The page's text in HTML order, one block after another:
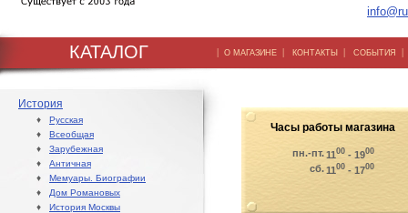
КАТАЛОГ | О МАГАЗИНЕ | КОНТАКТЫ | СОБЫТИЯ
История
♦ Русская
♦ Всеобщая
♦ Зарубежная
♦ Античная
♦ Мемуары. Биографии
♦ Дом Романовых
♦ История Москвы
Часы работы магазина
пн.-пт.1100 - 1900
сб.1100 - 1700